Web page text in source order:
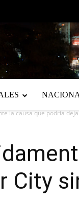
la causa que podría
City